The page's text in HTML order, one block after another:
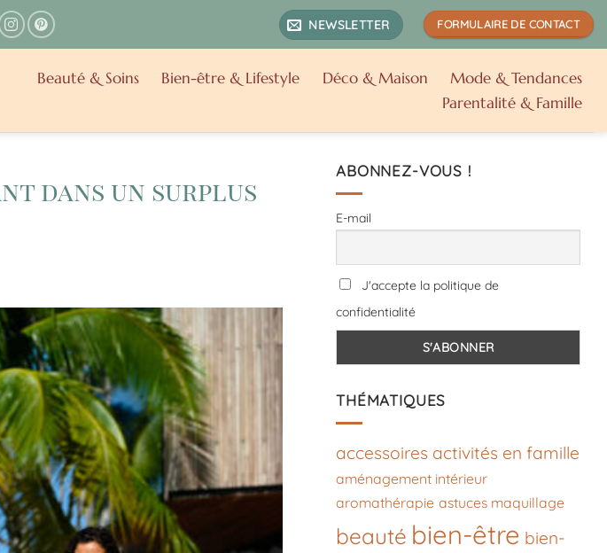
NEWSLETTER FORMULAIRE DE CONTACT
Beauté & Soins Bien-être & Lifestyle Déco & Maison
Mode & Tendances
Parentalité & Famille
dans un surplus
ABONNEZ-VOUS !
E-mail
J'accepte la politique de
confidentialité
THÉMATIQUES
accessoires activités en famille
aménagement intérieur
aromathérapie astuces maquillage
beauté bien-être bien-